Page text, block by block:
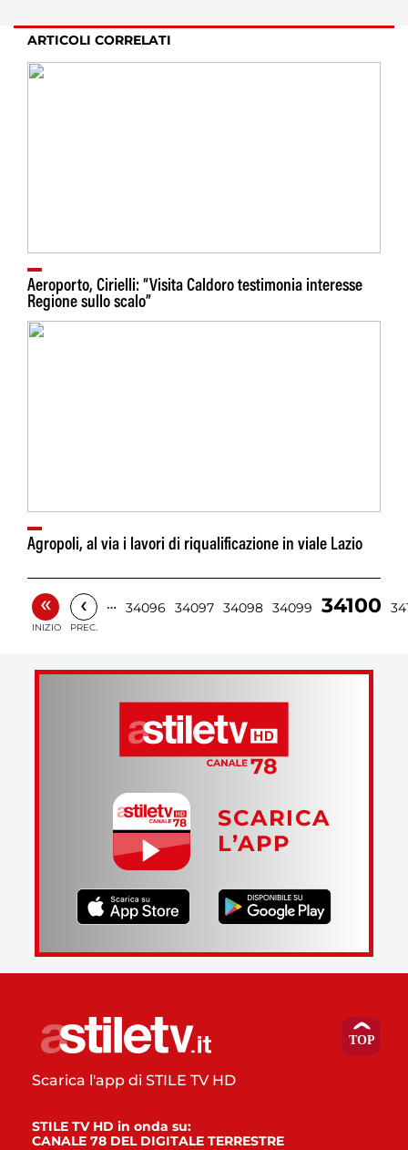
ARTICOLI CORRELATI
Aeroporto, Cirielli: “Visita Caldoro testimonia interesse
Regione sullo scalo”
Agropoli, al via i lavori di riqualificazione in viale Lazio
«
INIZIO
‹
PREC.
… 34096 34097 34098 34099 34100
SCARICA
L’APP
Scarica l'app di STILE TV HD
STILE TV HD in onda su:
CANALE 78 DEL DIGITALE TERRESTRE